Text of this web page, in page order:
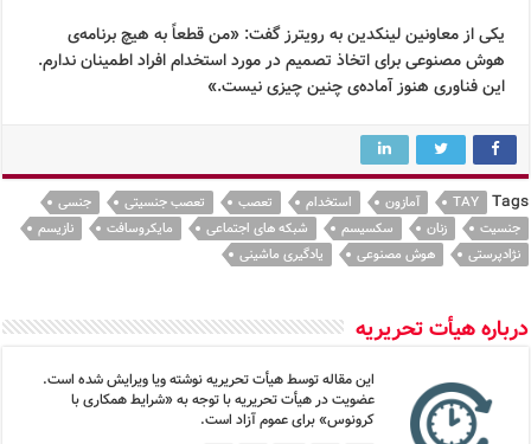
یکی از معاونین لینکدین به رویترز گفت: «من قطعاً به هیچ برنامه‌ی
هوش مصنوعی برای اتخاذ تصمیم در مورد استخدام افراد اطمینان ندارم.
این فناوری هنوز آماده‌ی چنین چیزی نیست.»
Tags
TAY آمازون استخدام تعصب تعصب جنسیتی
جنسی
جنسیت
زنان سکسیسم شبکه های اجتماعی مایکروسافت
نازیسم
نژادپرستی
هوش مصنوعی یادگیری ماشینی
درباره هیأت تحریریه
این مقاله توسط هیأت تحریریه نوشته ویا ویرایش شده است.
عضویت در هیأت تحریریه با توجه به «شرایط همکاری با
کرونوس» برای عموم آزاد است.